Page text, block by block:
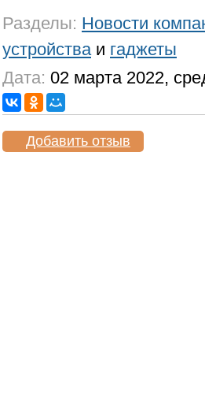
Разделы: Новости
устройстваи гаджеты
Дата: 02 марта 2022,
Добавить отзыв